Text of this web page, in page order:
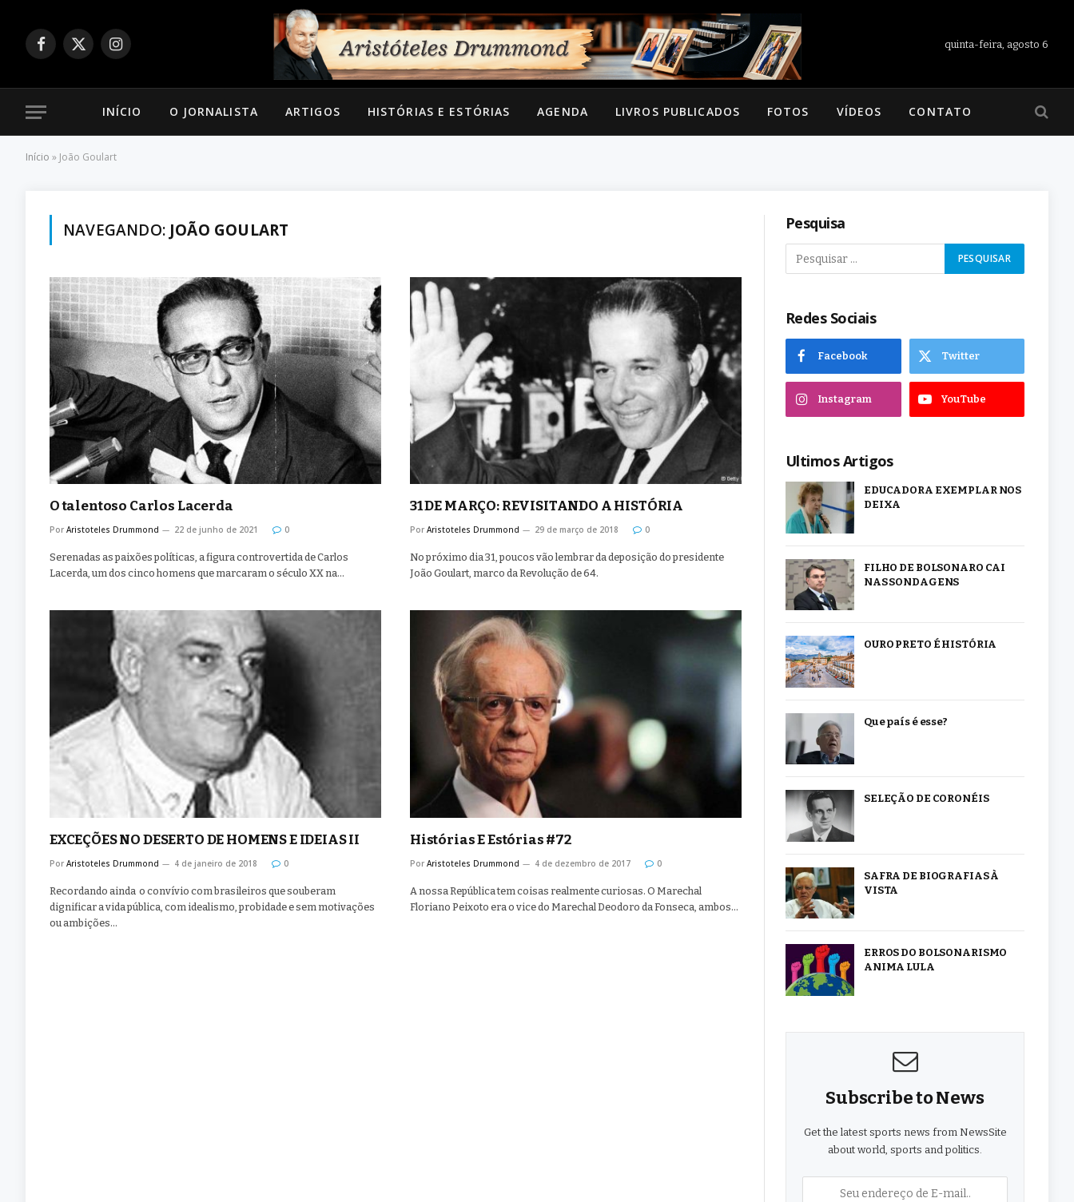
Facebook
X
Instagram
quinta-feira, agosto 6
INÍCIO O JORNALISTA ARTIGOS HISTÓRIAS E ESTÓRIAS AGENDA LIVROS PUBLICADOS FOTOS VÍDEOS CONTATO
Início » João Goulart
NAVEGANDO: JOÃO GOULART
O talentoso Carlos Lacerda
Por Aristoteles Drummond 22 de junho de 2021 0
Serenadas as paixões políticas, a figura controvertida de Carlos
Lacerda, um dos cinco homens que marcaram o século XX na…
31 DE MARÇO: REVISITANDO A HISTÓRIA
Por Aristoteles Drummond 29 de março de 2018 0
No próximo dia 31, poucos vão lembrar da deposição do presidente
João Goulart, marco da Revolução de 64.
EXCEÇÕES NO DESERTO DE HOMENS E IDEIAS II
Por Aristoteles Drummond 4 de janeiro de 2018 0
Recordando ainda o convívio com brasileiros que souberam
dignificar a vida pública, com idealismo, probidade e sem motivações
ou ambições…
Histórias E Estórias #72
Por Aristoteles Drummond 4 de dezembro de 2017 0
A nossa República tem coisas realmente curiosas. O Marechal
Floriano Peixoto era o vice do Marechal Deodoro da Fonseca, ambos…
Pesquisa
Redes Sociais
Facebook Twitter
Instagram YouTube
Ultimos Artigos
EDUCADORA EXEMPLAR NOS
DEIXA
FILHO DE BOLSONARO CAI
NAS SONDAGENS
OURO PRETO É HISTÓRIA
Que país é esse?
SELEÇÃO DE CORONÉIS
SAFRA DE BIOGRAFIAS À
VISTA
ERROS DO BOLSONARISMO
ANIMA LULA
Subscribe to News
Get the latest sports news from NewsSite
about world, sports and politics.